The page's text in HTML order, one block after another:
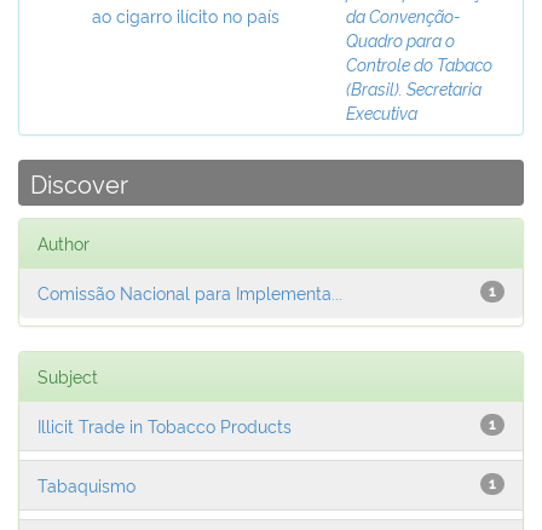
ao cigarro ilícito no país
da Convenção-
Quadro para o
Controle do Tabaco
(Brasil). Secretaria
Executiva
Discover
Author
1
Comissão Nacional para Implementa...
Subject
1
Illicit Trade in Tobacco Products
1
Tabaquismo